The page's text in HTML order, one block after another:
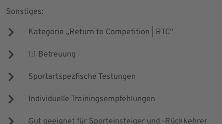
Sonstiges:
Kategorie „Return to Competition | RTC“
1:1 Betreuung
Sportartspezfische Testungen
Individuelle Trainingsempfehlungen
Gut geeignet für Sporteinsteiger und -Rückkehrer